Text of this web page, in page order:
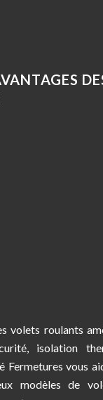
volets roulants
isolation
Fermetures vous
modèles de